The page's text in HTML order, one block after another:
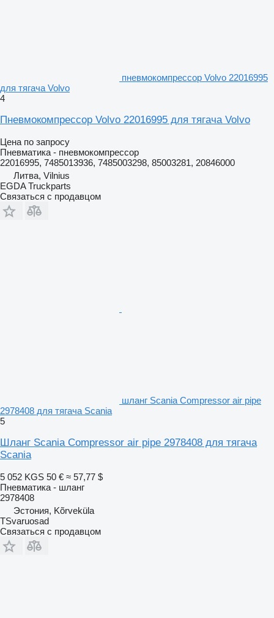
пневмокомпрессор Volvo 22016995
для тягача Volvo
4
Пневмокомпрессор Volvo 22016995 для тягача Volvo
Цена по запросу
Пневматика - пневмокомпрессор
22016995, 7485013936, 7485003298, 85003281, 20846000
Литва, Vilnius
EGDA Truckparts
Связаться с продавцом
шланг Scania Compressor air pipe
2978408 для тягача Scania
5
Шланг Scania Compressor air pipe 2978408 для тягача
Scania
5 052 KGS 50 € ≈ 57,77 $
Пневматика - шланг
2978408
Эстония, Kõrveküla
TSvaruosad
Связаться с продавцом